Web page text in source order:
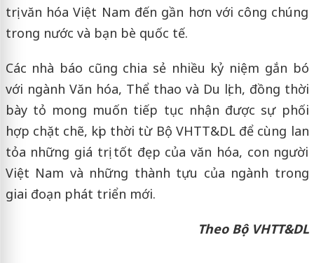
trị văn hóa Việt Nam đến gần hơn với công chúng
trong nước và bạn bè quốc tế.
Các nhà báo cũng chia sẻ nhiều kỷ niệm gắn bó
với ngành Văn hóa, Thể thao và Du lịch, đồng thời
bày tỏ mong muốn tiếp tục nhận được sự phối
hợp chặt chẽ, kịp thời từ Bộ VHTT&DL để cùng lan
tỏa những giá trị tốt đẹp của văn hóa, con người
Việt Nam và những thành tựu của ngành trong
giai đoạn phát triển mới.
Theo Bộ VHTT&DL